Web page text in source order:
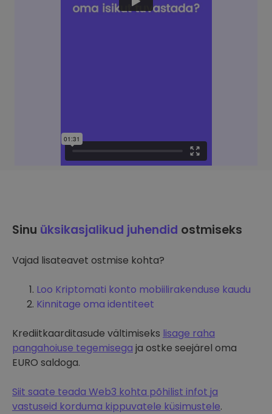
Sinu üksikasjalikud juhendid ostmiseks
Vajad lisateavet ostmise kohta?
Loo Kriptomati konto mobiilirakenduse kaudu
Kinnitage oma identiteet
Krediitkaarditasude vältimiseks lisage raha
pangahoiuse tegemisega ja ostke seejärel oma
EURO saldoga.
Siit saate teada Web3 kohta põhilist infot ja
vastuseid korduma kippuvatele küsimustele.